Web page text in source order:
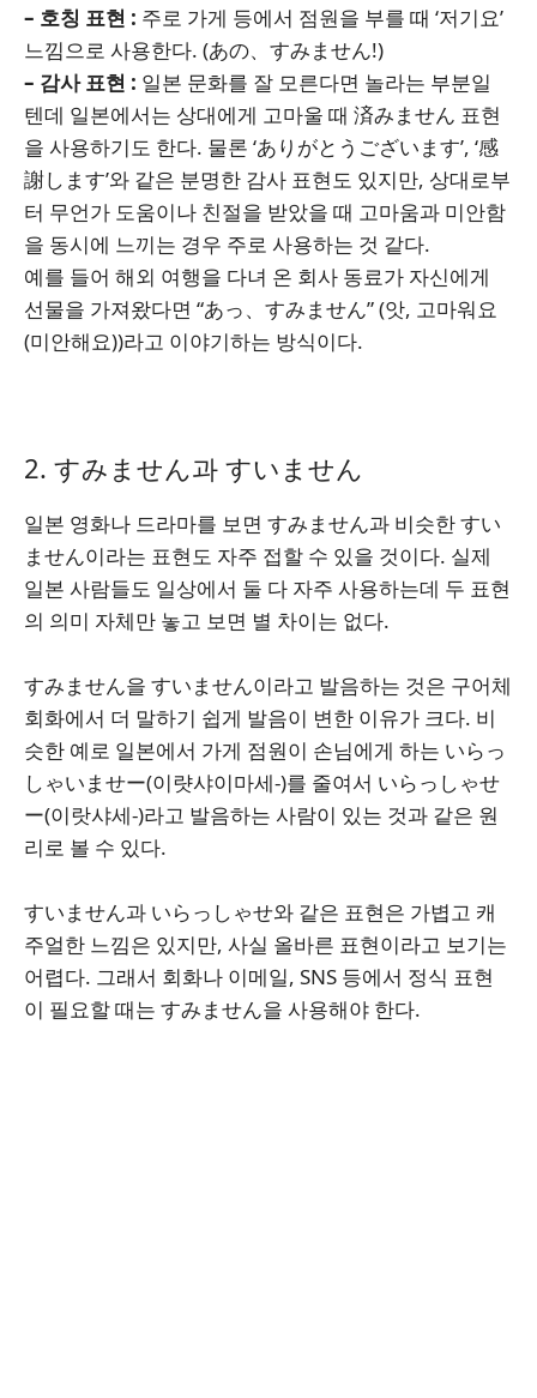
– 호칭 표현 : 주로 가게 등에서 점원을 부를 때 ‘저기요’
느낌으로 사용한다. (あの、すみません!)
– 감사 표현 : 일본 문화를 잘 모른다면 놀라는 부분일
텐데 일본에서는 상대에게 고마울 때 済みません 표현
을 사용하기도 한다. 물론 ‘ありがとうございます’, ‘感
謝します’와 같은 분명한 감사 표현도 있지만, 상대로부
터 무언가 도움이나 친절을 받았을 때 고마움과 미안함
을 동시에 느끼는 경우 주로 사용하는 것 같다.
예를 들어 해외 여행을 다녀 온 회사 동료가 자신에게
선물을 가져왔다면 “あっ、すみません” (앗, 고마워요
(미안해요))라고 이야기하는 방식이다.
2. すみません과 すいません
일본 영화나 드라마를 보면 すみません과 비슷한 すい
ません이라는 표현도 자주 접할 수 있을 것이다. 실제
일본 사람들도 일상에서 둘 다 자주 사용하는데 두 표현
의 의미 자체만 놓고 보면 별 차이는 없다.
すみません을 すいません이라고 발음하는 것은 구어체
회화에서 더 말하기 쉽게 발음이 변한 이유가 크다. 비
슷한 예로 일본에서 가게 점원이 손님에게 하는 いらっ
しゃいませー(이럇샤이마세-)를 줄여서 いらっしゃせ
ー(이랏샤세-)라고 발음하는 사람이 있는 것과 같은 원
리로 볼 수 있다.
すいません과 いらっしゃせ와 같은 표현은 가볍고 캐
주얼한 느낌은 있지만, 사실 올바른 표현이라고 보기는
어렵다. 그래서 회화나 이메일, SNS 등에서 정식 표현
이 필요할 때는 すみません을 사용해야 한다.